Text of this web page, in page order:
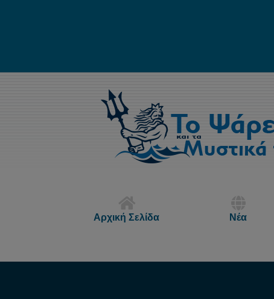
Αρχική Σελίδα Νέα